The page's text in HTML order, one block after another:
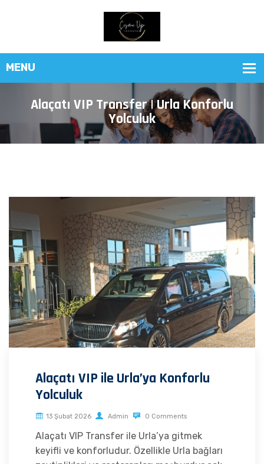
Alaçatı VIP Transfer | Urla Konforlu
Yolculuk
Alaçatı VIP ile Urla’ya Konforlu
Yolculuk
13 Şubat 2026 Admin 0 Comments
Alaçatı VIP Transfer ile Urla’ya gitmek
keyifli ve konforludur. Özellikle Urla bağları